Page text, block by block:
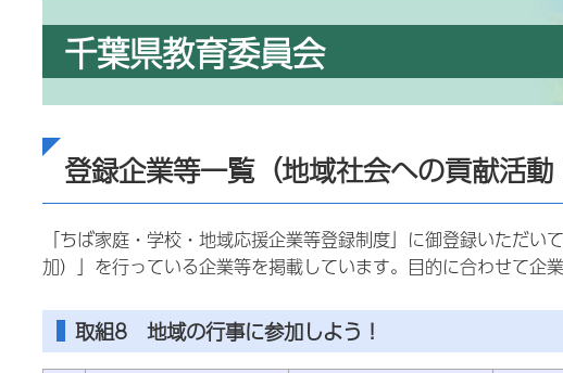
千葉県教育委員会
登録企業等一覧（地域社会への貢献活動
「ちば家庭・学校・地域応援企業等登録制度」に御登録いただ
加）」を行っている企業等を掲載しています。目的に合わせて企
取組8 地域の行事に参加しよう！